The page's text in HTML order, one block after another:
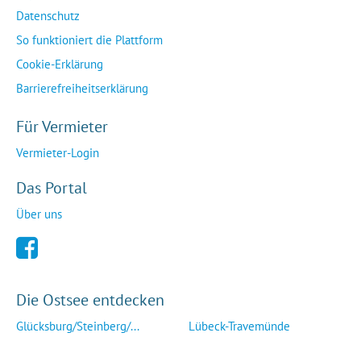
Datenschutz
So funktioniert die Plattform
Cookie-Erklärung
Barrierefreiheitserklärung
Für Vermieter
Vermieter-Login
Das Portal
Über uns
Die Ostsee entdecken
Glücksburg/Steinberg/...
Lübeck-Travemünde